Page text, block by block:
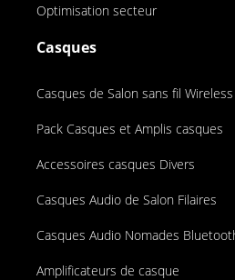
Optimisation secteur
Casques
Casques de Salon sans fil Wireless
Pack Casques et Amplis casques
Accessoires casques Divers
Casques Audio de Salon Filaires
Casques Audio Nomades
Amplificateurs de casque